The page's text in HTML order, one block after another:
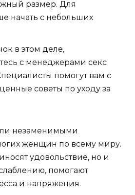
размер. Для
начать с небольших
в этом деле,
с менеджерами секс
помогут вам с
советы по уходу за
незаменимыми
женщин по всему миру.
удовольствие, но и
помогают
и напряжения.